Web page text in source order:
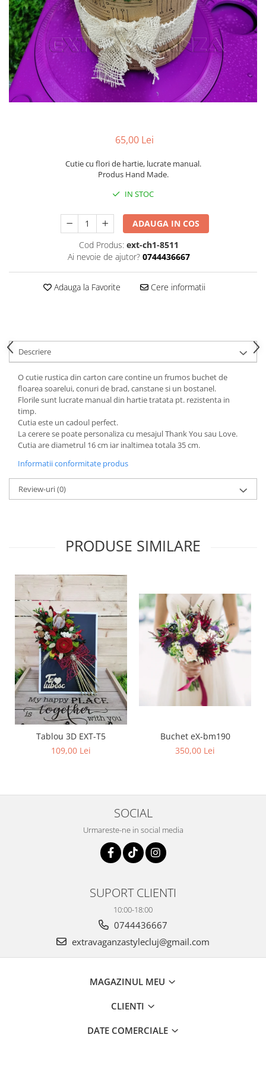
Pachete marturii
Pungi si cutii prajituri
Sticle si borcane
Cutii flori de hartie
Cutii flori de sapun
Cutii flori mixte
Cutii LUX
Aranjamente tematice
2025 Craciun
Toamna și Halloween
Valentine's Day
Buchete extravagante
65,00 Lei
Cutie cu flori de hartie, lucrate manual.
Produs Hand Made.
IN STOC
ADAUGA IN COS
Cod Produs: ext-ch1-8511
Ai nevoie de ajutor? 0744436667
Adauga la Favorite Cere informatii
Descriere
O cutie rustica din carton care contine un frumos buchet de
floarea soarelui, conuri de brad, canstane si un bostanel.
Florile sunt lucrate manual din hartie tratata pt. rezistenta in
timp.
Cutia este un cadoul perfect.
La cerere se poate personaliza cu mesajul Thank You sau Love.
Cutia are diametrul 16 cm iar inaltimea totala 35 cm.
Informatii conformitate produs
Review-uri(0)
PRODUSE SIMILARE
Tablou 3D EXT-T5
109,00 Lei
Buchet eX-bm190
350,00 Lei
SOCIAL
Urmareste-ne in social media
SUPORT CLIENTI
10:00-18:00
0744436667
extravaganzastylecluj@gmail.com
MAGAZINUL MEU
CLIENTI
DATE COMERCIALE